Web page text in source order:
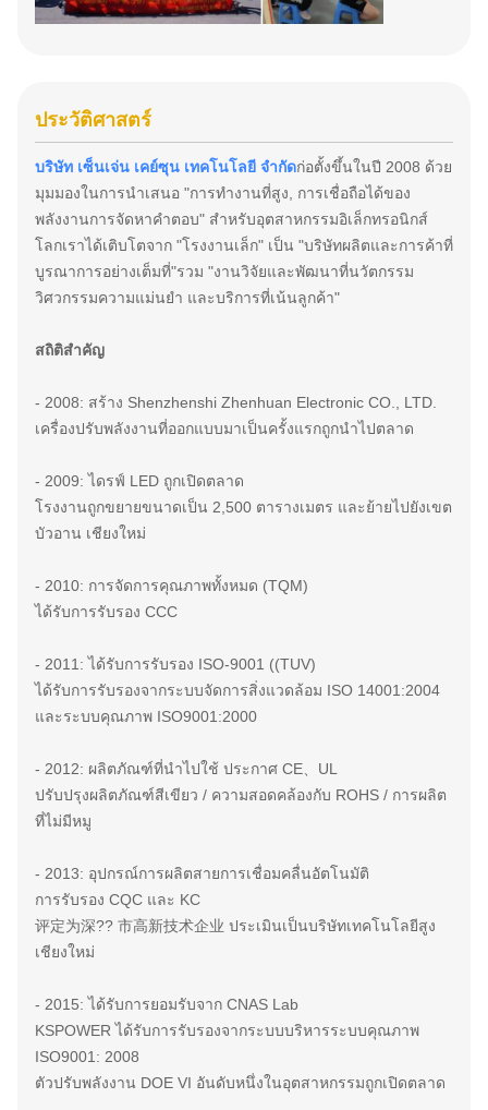
ประวัติศาสตร์
บริษัท เซ็นเจ่น เคย์ซุน เทคโนโลยี จํากัดก่อตั้งขึ้นในปี 2008 ด้วย
มุมมองในการนําเสนอ "การทํางานที่สูง, การเชื่อถือได้ของ
พลังงานการจัดหาคําตอบ" สําหรับอุตสาหกรรมอิเล็กทรอนิกส์
โลกเราได้เติบโตจาก "โรงงานเล็ก" เป็น "บริษัทผลิตและการค้าที่
บูรณาการอย่างเต็มที่"รวม "งานวิจัยและพัฒนาที่นวัตกรรม
วิศวกรรมความแม่นยํา และบริการที่เน้นลูกค้า"
สถิติสําคัญ
- 2008: สร้าง Shenzhenshi Zhenhuan Electronic CO., LTD.
เครื่องปรับพลังงานที่ออกแบบมาเป็นครั้งแรกถูกนําไปตลาด
- 2009: ไดรฟ์ LED ถูกเปิดตลาด
โรงงานถูกขยายขนาดเป็น 2,500 ตารางเมตร และย้ายไปยังเขต
บัวอาน เชียงใหม่
- 2010: การจัดการคุณภาพทั้งหมด (TQM)
ได้รับการรับรอง CCC
- 2011: ได้รับการรับรอง ISO-9001 ((TUV)
ได้รับการรับรองจากระบบจัดการสิ่งแวดล้อม ISO 14001:2004
และระบบคุณภาพ ISO9001:2000
- 2012: ผลิตภัณฑ์ที่นําไปใช้ ประกาศ CE、UL
ปรับปรุงผลิตภัณฑ์สีเขียว / ความสอดคล้องกับ ROHS / การผลิต
ที่ไม่มีหมู
- 2013: อุปกรณ์การผลิตสายการเชื่อมคลื่นอัตโนมัติ
การรับรอง CQC และ KC
评定为深?? 市高新技术企业 ประเมินเป็นบริษัทเทคโนโลยีสูง
เชียงใหม่
- 2015: ได้รับการยอมรับจาก CNAS Lab
KSPOWER ได้รับการรับรองจากระบบบริหารระบบคุณภาพ
ISO9001: 2008
ตัวปรับพลังงาน DOE VI อันดับหนึ่งในอุตสาหกรรมถูกเปิดตลาด